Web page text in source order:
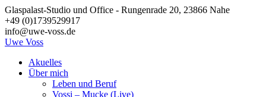
Zum
Inhalt
springen
Glaspalast-Studio und Office - Rungenrade 20, 23866 Nahe
+49 (0)1739529917
info@uwe-voss.de
Uwe Voss
Akuelles
Über mich
Leben und Beruf
Vossi – Mucke (Live)